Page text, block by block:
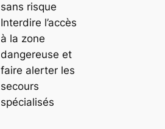
sans risque
Interdire l’accès
à la zone
dangereuse et
faire alerter les
secours
spécialisés